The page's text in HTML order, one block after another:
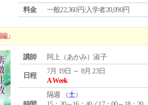
料金
一般22,360円/入学者20,090円
」
講師 阿上（あかみ）淑子
日程
7月 19日 ～ 8月 23日
A Week
隔週 （土）